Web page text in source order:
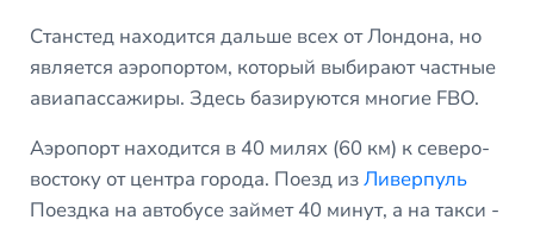
Станстед находится дальше всех от Лондона, но
является аэропортом, который выбирают частные
авиапассажиры. Здесь базируются многие FBO.
Аэропорт находится в 40 милях (60 км) к северо-
востоку от центра города. Поезд изЛиверпуль
Поездка на автобусе займет 40 минут, а на такси -